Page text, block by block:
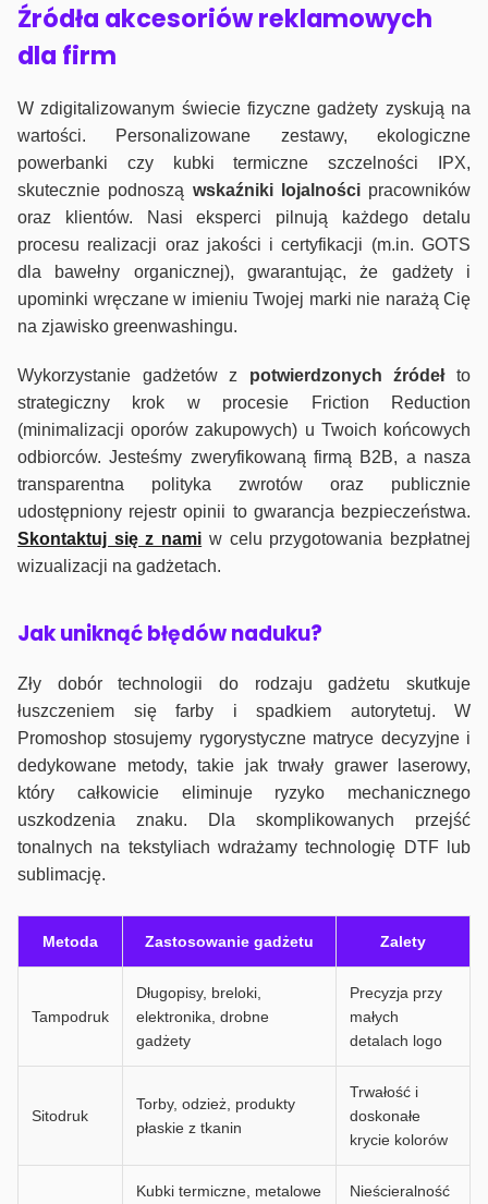
Źródła akcesoriów reklamowych
dla firm
W zdigitalizowanym świecie fizyczne gadżety zyskują na
wartości. Personalizowane zestawy, ekologiczne
powerbanki czy kubki termiczne szczelności IPX,
skutecznie podnoszą wskaźniki lojalnościpracowników
oraz klientów. Nasi eksperci pilnują każdego detalu
procesu realizacji oraz jakości i certyfikacji (m.in. GOTS
dla bawełny organicznej), gwarantując, że gadżety i
upominki wręczane w imieniu Twojej marki nie narażą Cię
na zjawisko greenwashingu.
Wykorzystanie gadżetów z potwierdzonych źródełto
strategiczny krok w procesie Friction Reduction
(minimalizacji oporów zakupowych) u Twoich końcowych
odbiorców. Jesteśmy zweryfikowaną firmą B2B, a nasza
transparentna polityka zwrotów oraz publicznie
udostępniony rejestr opinii to gwarancja bezpieczeństwa.
Skontaktuj się z nami w celu przygotowania bezpłatnej
wizualizacji na gadżetach.
Jak uniknąć błędów naduku?
Zły dobór technologii do rodzaju gadżetu skutkuje
łuszczeniem się farby i spadkiem autorytetuj. W
Promoshop stosujemy rygorystyczne matryce decyzyjne i
dedykowane metody, takie jak trwały grawer laserowy,
który całkowicie eliminuje ryzyko mechanicznego
uszkodzenia znaku. Dla skomplikowanych przejść
tonalnych na tekstyliach wdrażamy technologię DTF lub
sublimację.
Metoda Zastosowanie gadżetu Zalety
Tampodruk
Długopisy, breloki,
elektronika, drobne
gadżety
Precyzja przy
małych
detalach logo
Sitodruk
Torby, odzież, produkty
płaskie z tkanin
Trwałość i
doskonałe
krycie kolorów
Kubki termiczne, metalowe
Nieścieralność